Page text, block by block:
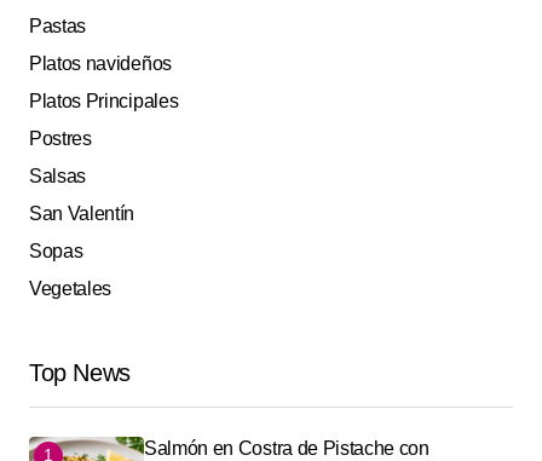
Pastas
Platos navideños
Platos Principales
Postres
Salsas
San Valentín
Sopas
Vegetales
Top News
Salmón en Costra de Pistache con